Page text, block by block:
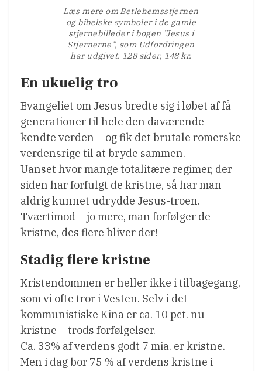
Læs mere om Betlehemsstjernen
og bibelske symboler i de gamle
stjernebilleder i bogen ”Jesus i
Stjernerne”, som Udfordringen
har udgivet. 128 sider, 148 kr.
En ukuelig tro
Evangeliet om Jesus bredte sig i løbet af få
generationer til hele den daværende
kendte verden – og fik det brutale romerske
verdensrige til at bryde sammen.
Uanset hvor mange totalitære regimer, der
siden har forfulgt de kristne, så har man
aldrig kunnet udrydde Jesus-troen.
Tværtimod – jo mere, man forfølger de
kristne, des flere bliver der!
Stadig flere kristne
Kristendommen er heller ikke i tilbagegang,
som vi ofte tror i Vesten. Selv i det
kommunistiske Kina er ca. 10 pct. nu
kristne – trods forfølgelser.
Ca. 33% af verdens godt 7 mia. er kristne.
Men i dag bor 75 % af verdens kristne i